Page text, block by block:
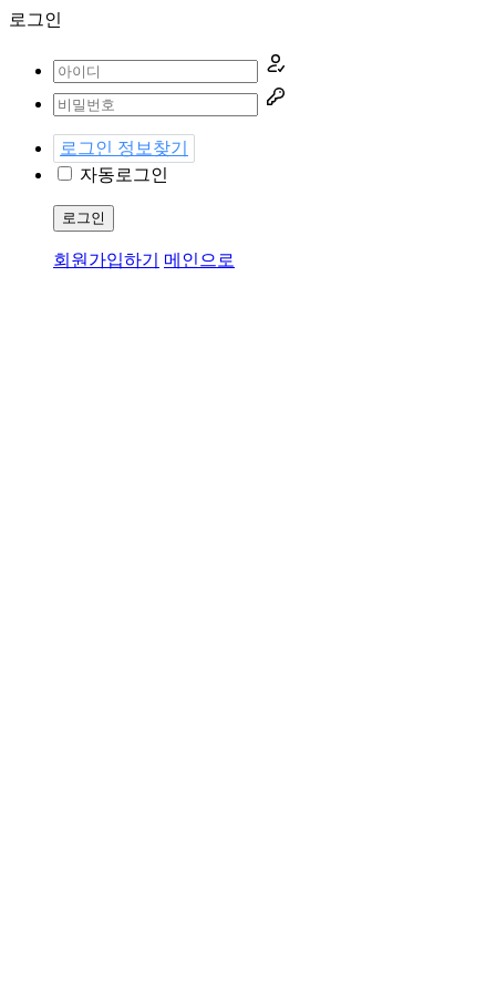
로그인
로그인 정보찾기
자동로그인
로그인
회원가입하기 메인으로